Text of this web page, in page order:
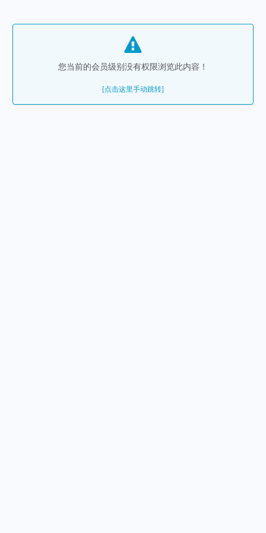
您当前的会员级别没有权限浏览此内容！
[点击这里手动跳转]